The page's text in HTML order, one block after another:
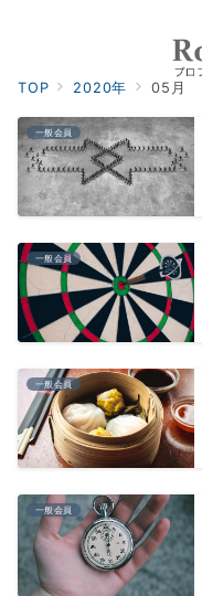
TOP 2020年 05月
一般会員
一般会員
一般会員
一般会員